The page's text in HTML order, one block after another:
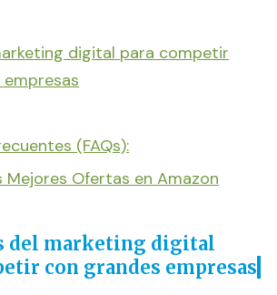
digital para competir
(FAQs):
Mejores Ofertas en Amazon
del marketing digital
con grandes empresas